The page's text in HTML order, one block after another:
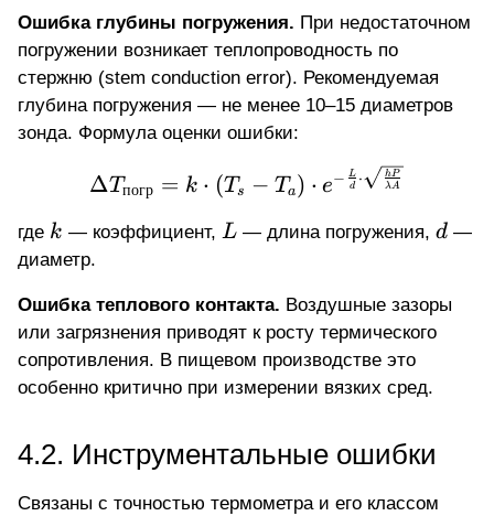
Ошибка глубины погружения. При недостаточном
погружении возникает теплопроводность по
стержню (stem conduction error). Рекомендуемая
глубина погружения — не менее 10–15 диаметров
зонда. Формула оценки ошибки:
\Delta
ΔTпогр = k ⋅ (T s − T a) ⋅ e− d
L ⋅ λ A
hP
где k
k — коэффициент, L
L— длина погружения, d
d—
диаметр.
Ошибка теплового контакта. Воздушные зазоры
или загрязнения приводят к росту термического
сопротивления. В пищевом производстве это
особенно критично при измерении вязких сред.
4.2. Инструментальные ошибки
Связаны с точностью термометраи его классом